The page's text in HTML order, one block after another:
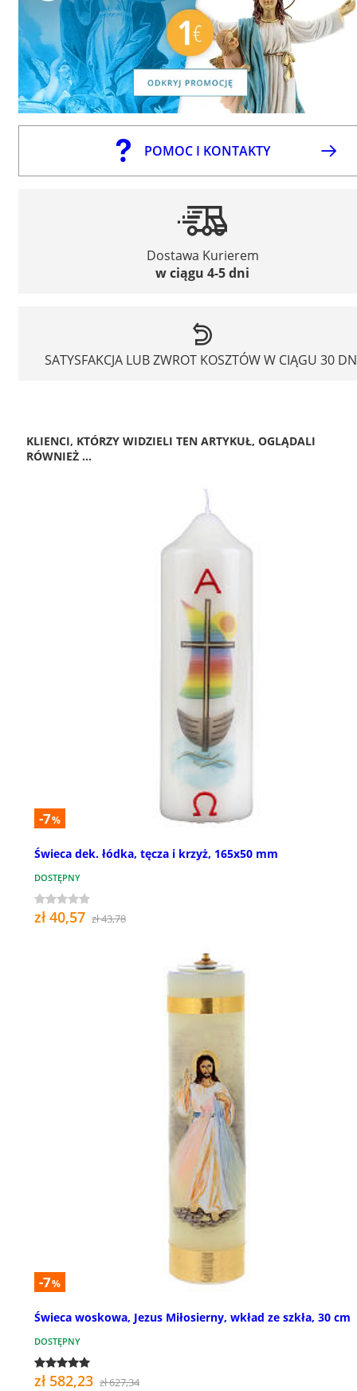
POMOC I KONTAKTY
Dostawa Kurierem
w ciągu 4-5 dni
SATYSFAKCJA LUB ZWROT KOSZTÓW W CIĄGU 30
KLIENCI, KTÓRZY WIDZIELI TEN ARTYKUŁ, OGLĄDALI
RÓWNIEŻ ...
-7%
Świeca dek. łódka, tęcza i krzyż, 165x50 mm
DOSTĘPNY
zł 40,57 zł 43,78
-7%
Świeca woskowa, Jezus Miłosierny, wkład ze szkła, 30 cm
DOSTĘPNY
zł 582,23 zł 627,34